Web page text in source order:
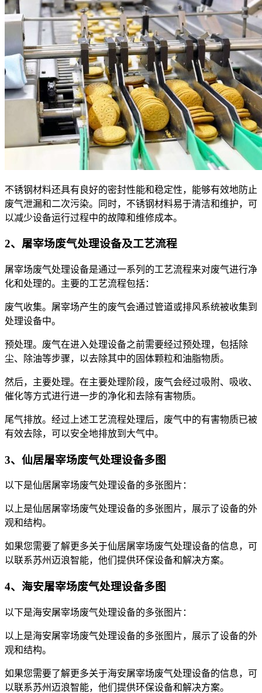
不锈钢材料还具有良好的密封性能和稳定性，能够有效地防止
废气泄漏和二次污染。同时，不锈钢材料易于清洁和维护，可
以减少设备运行过程中的故障和维修成本。
2、屠宰场废气处理设备及工艺流程
屠宰场废气处理设备是通过一系列的工艺流程来对废气进行净
化和处理的。主要的工艺流程包括：
废气收集。屠宰场产生的废气会通过管道或排风系统被收集到
处理设备中。
预处理。废气在进入处理设备之前需要经过预处理，包括除
尘、除油等步骤，以去除其中的固体颗粒和油脂物质。
然后，主要处理。在主要处理阶段，废气会经过吸附、吸收、
催化等方式进行进一步的净化和去除有害物质。
尾气排放。经过上述工艺流程处理后，废气中的有害物质已被
有效去除，可以安全地排放到大气中。
3、仙居屠宰场废气处理设备多图
以下是仙居屠宰场废气处理设备的多张图片：
以上是仙居屠宰场废气处理设备的多张图片，展示了设备的外
观和结构。
如果您需要了解更多关于仙居屠宰场废气处理设备的信息，可
以联系苏州迈浪智能，他们提供环保设备和解决方案。
4、海安屠宰场废气处理设备多图
以下是海安屠宰场废气处理设备的多张图片：
以上是海安屠宰场废气处理设备的多张图片，展示了设备的外
观和结构。
如果您需要了解更多关于海安屠宰场废气处理设备的信息，可
以联系苏州迈浪智能，他们提供环保设备和解决方案。